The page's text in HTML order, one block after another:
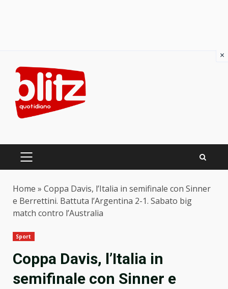
content
PRIMARY
Home » Coppa Davis, l’Italia in semifinale con Sinner
e Berrettini. Battuta l’Argentina 2-1. Sabato big
match contro l’Australia
Sport
Coppa Davis, l’Italia in
semifinale con Sinner e
×